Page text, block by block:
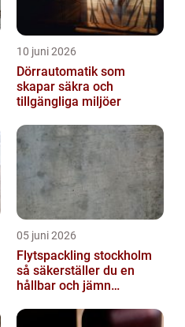
10 juni 2026
Dörrautomatik som
skapar säkra och
tillgängliga miljöer
05 juni 2026
Flytspackling stockholm
så säkerställer du en
hållbar och jämn